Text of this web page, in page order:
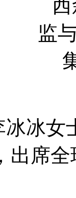
冰女
出席